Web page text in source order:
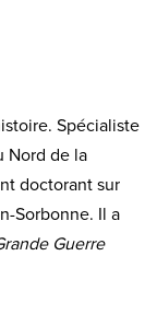
Spécialiste
Nord de la
doctorant sur
Sorbonne. Il a
Guerre